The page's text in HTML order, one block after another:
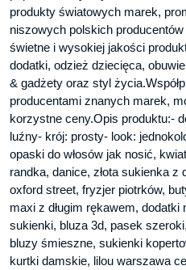
produkty światowych marek,
niszowych polskich
świetne i wysokiej jakości
dodatki, odzież dziecięca,
& gadżety oraz styl
producentami znanych marek,
korzystne ceny.Opis produktu:-
luźny- krój: prosty- look:
opaski do włosów jak nosić,
randka, danice, złota sukienka
oxford street, fryzjer piotrków,
maxi z długim rękawem,
sukienki, bluza 3d, pasek
bluzy śmieszne, sukienki
kurtki damskie, lilou warszawa